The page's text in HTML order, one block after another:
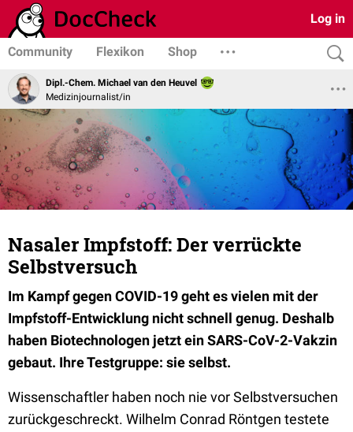
Log in
Community Flexikon Shop
Dipl.-Chem. Michael van den Heuvel
Medizinjournalist/in
Nasaler Impfstoff: Der verrückte
Selbstversuch
Im Kampf gegen COVID-19 geht es vielen mit der
Impfstoff-Entwicklung nicht schnell genug. Deshalb
haben Biotechnologen jetzt ein SARS-CoV-2-Vakzin
gebaut. Ihre Testgruppe: sie selbst.
Wissenschaftler haben noch nie vor Selbstversuchen
zurückgeschreckt. Wilhelm Conrad Röntgen testete